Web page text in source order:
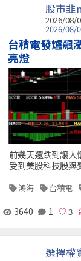
股市韭
2026/08/
2026/08/
台積電發爐飆
亮燈
前幾天還跌到讓人
受到美股科技股與
鴻海 台積電
3640 1
選擇權